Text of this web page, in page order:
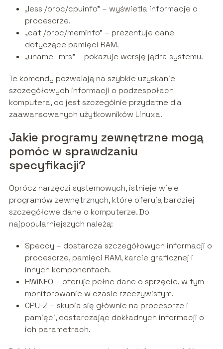
„less /proc/cpuinfo” – wyświetla informacje o
procesorze.
„cat /proc/meminfo” – prezentuje dane
dotyczące pamięci RAM.
„uname -mrs” – pokazuje wersję jądra systemu.
Te komendy pozwalają na szybkie uzyskanie
szczegółowych informacji o podzespołach
komputera, co jest szczególnie przydatne dla
zaawansowanych użytkowników Linuxa.
Jakie programy zewnętrzne mogą
pomóc w sprawdzaniu
specyfikacji?
Oprócz narzędzi systemowych, istnieje wiele
programów zewnętrznych, które oferują bardziej
szczegółowe dane o komputerze. Do
najpopularniejszych należą:
Speccy – dostarcza szczegółowych informacji o
procesorze, pamięci RAM, karcie graficznej i
innych komponentach.
HWiNFO – oferuje pełne dane o sprzęcie, w tym
monitorowanie w czasie rzeczywistym.
CPU-Z – skupia się głównie na procesorze i
pamięci, dostarczając dokładnych informacji o
ich parametrach.